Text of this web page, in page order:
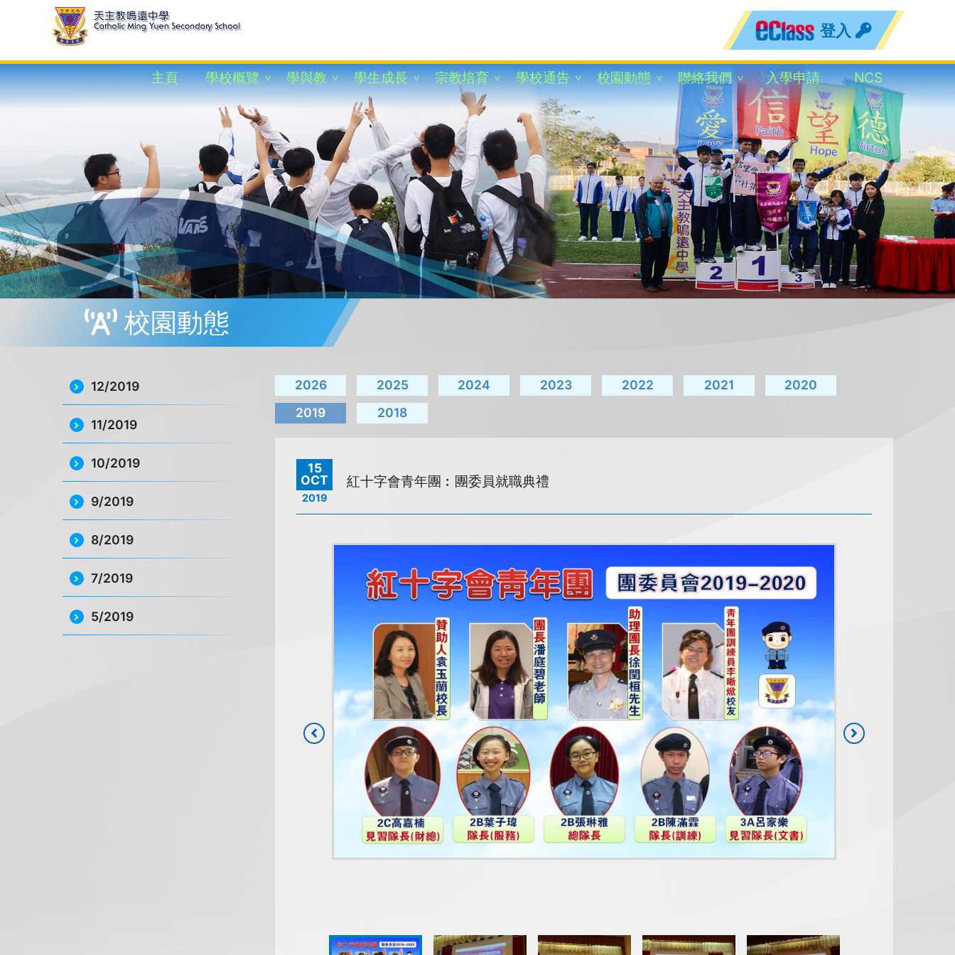
登入
主頁 學校概覽 學與教 學生成長 宗教培育 學校通告 校園動態 聯絡我們 入學申請 NCS
校園動態
12/2019
11/2019
10/2019
9/2019
8/2019
7/2019
5/2019
2026 2025 2024 2023 2022 2021
2020
2019
2018
15
OCT
2019
紅十字會青年團︰團委員就職典禮